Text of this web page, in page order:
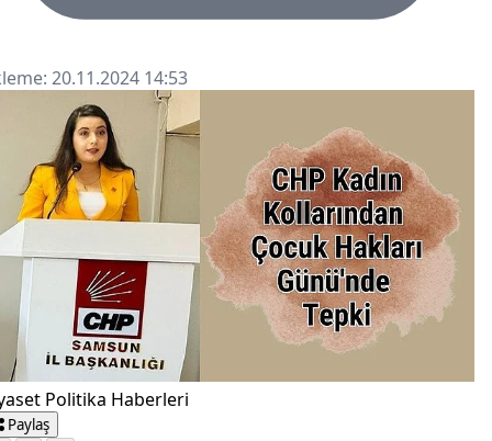
20.11.2024 14:53
Politika Haberleri
Paylaş